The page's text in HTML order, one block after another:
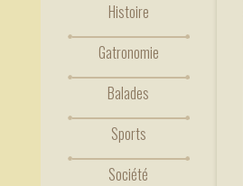
Histoire
Gatronomie
Balades
Sports
Société